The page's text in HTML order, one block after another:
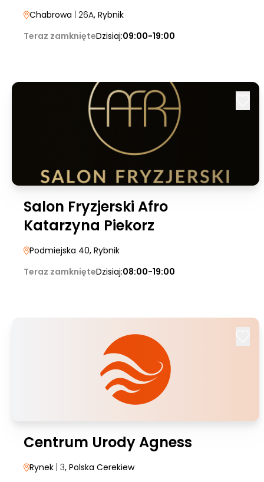
Chabrowa | 26A, Rybnik
Teraz zamknięteDzisiaj:09:00-19:00
Salon Fryzjerski Afro
Katarzyna Piekorz
Podmiejska 40, Rybnik
Teraz zamknięteDzisiaj:08:00-19:00
Centrum Urody Agness
Rynek | 3, Polska Cerekiew